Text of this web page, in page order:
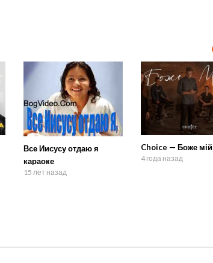
Все Иисусу отдаю я
караоке
15 лет назад
Choice — Боже мій
4 года назад